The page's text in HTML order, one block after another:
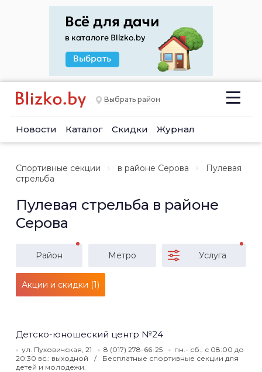
Выбрать район
Новости Каталог Скидки Журнал
Спортивные секции в районе Серова
Пулевая
стрельба
Пулевая стрельба в районе
Серова
Район Метро Услуга
Акции и скидки (1)
Детско-юношеский центр №24
ул. Пуховичская, 21 8 (017) 278-66-25
пн.- сб.: с 08:00 до
20:30 вс.: выходной
Бесплатные спортивные секции для
детей и молодежи.